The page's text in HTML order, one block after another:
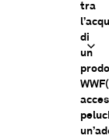
tra
di
un